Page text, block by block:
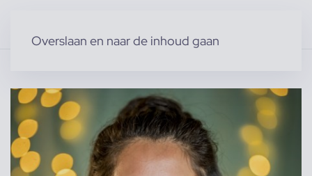
Overslaan en naar de inhoud gaan